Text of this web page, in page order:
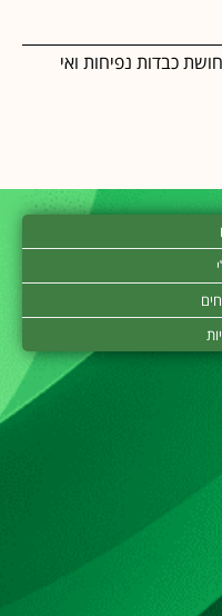
כבדות נפיחות ואי